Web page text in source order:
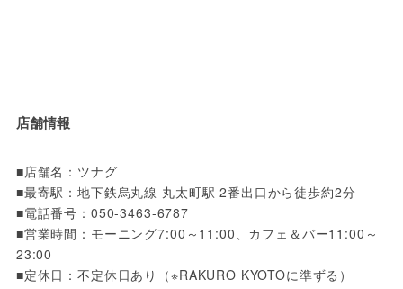
店舗情報
■店舗名：ツナグ
■最寄駅：地下鉄烏丸線 丸太町駅 2番出口から徒歩約2分
■電話番号：050-3463-6787
■営業時間：モーニング7:00～11:00、カフェ＆バー11:00～
23:00
■定休日：不定休日あり（※RAKURO KYOTOに準ずる）